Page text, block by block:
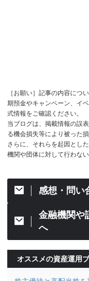
［お願い］記事の内容につ
期預金やキャンペーン、イ
式情報をご確認ください。
当ブログは、掲載情報の誤
る機会損失等により被った
さらに、それらを起因とし
機関や団体に対して行わない
感想・問い
金融機関や
へ
オススメの資産運用